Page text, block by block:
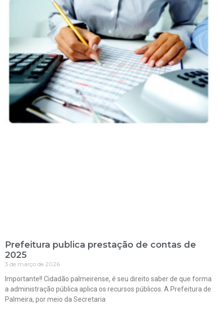
Prefeitura publica prestação de contas de
2025
3 de março de 2026
Importante!! Cidadão palmeirense, é seu direito saber de que forma
a administração pública aplica os recursos públicos. A Prefeitura de
Palmeira, por meio da Secretaria